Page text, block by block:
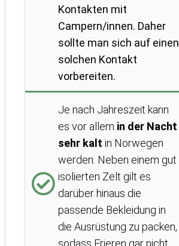
Kontakten mit
Campern/innen. Daher
sollte man sich auf einen
solchen Kontakt
vorbereiten.
Je nach Jahreszeit kann
es vor allem in der Nacht
sehr kalt in Norwegen
werden. Neben einem gut
isolierten Zelt gilt es
darüber hinaus die
passende Bekleidung in
die Ausrüstung zu packen,
sodass Frieren gar nicht